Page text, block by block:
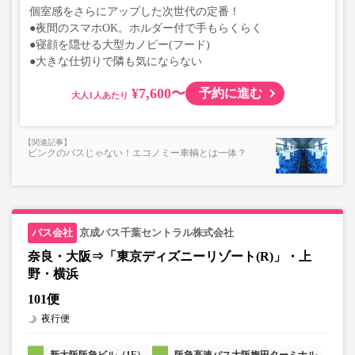
個室感をさらにアップした次世代の定番！
●夜間のスマホOK。ホルダー付で手もらくらく
●寝顔を隠せる大型カノピー(フード)
●大きな仕切りで隣も気にならない
大人 ¥7,600〜 予約に進む
ピンクのバスじゃない！エコノミー車輌とは一体？
京成バス千葉セントラル株式会社
奈良・大阪⇒「東京ディズニーリゾート(R)」・上
野・横浜
101便
夜行便